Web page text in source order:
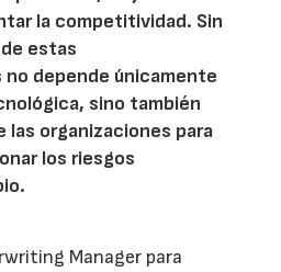
la competitividad. Sin
estas
depende únicamente
sino también
las organizaciones para
los riesgos
Manager para